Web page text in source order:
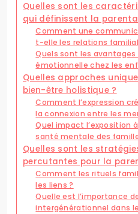
Quelles sont les
qui définissent la
Comment une
t-elle les relations
Quels sont les avantages
émotionnelle chez les
Quelles approches
bien-être holistique ?
Comment l’expression
la connexion entre les
Quel impact l’exposition
santé mentale des
Quelles sont les
percutantes pour la
Comment les rituels
les liens ?
Quelle est l’importance
intergénérationnel dans